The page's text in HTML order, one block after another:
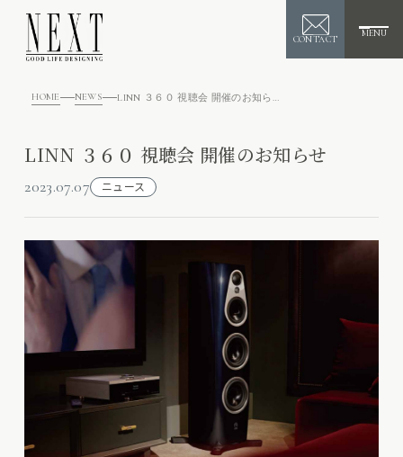
CONTACT
MENU
HOME NEWS
LINN ３６０ 視聴会 開催のお知らせ
2023.07.07 ニュース